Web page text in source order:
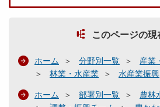
このページの現
ホーム 分野別一覧
産業
林業・水産業
水産業振興
ホーム 部署別一覧 農林